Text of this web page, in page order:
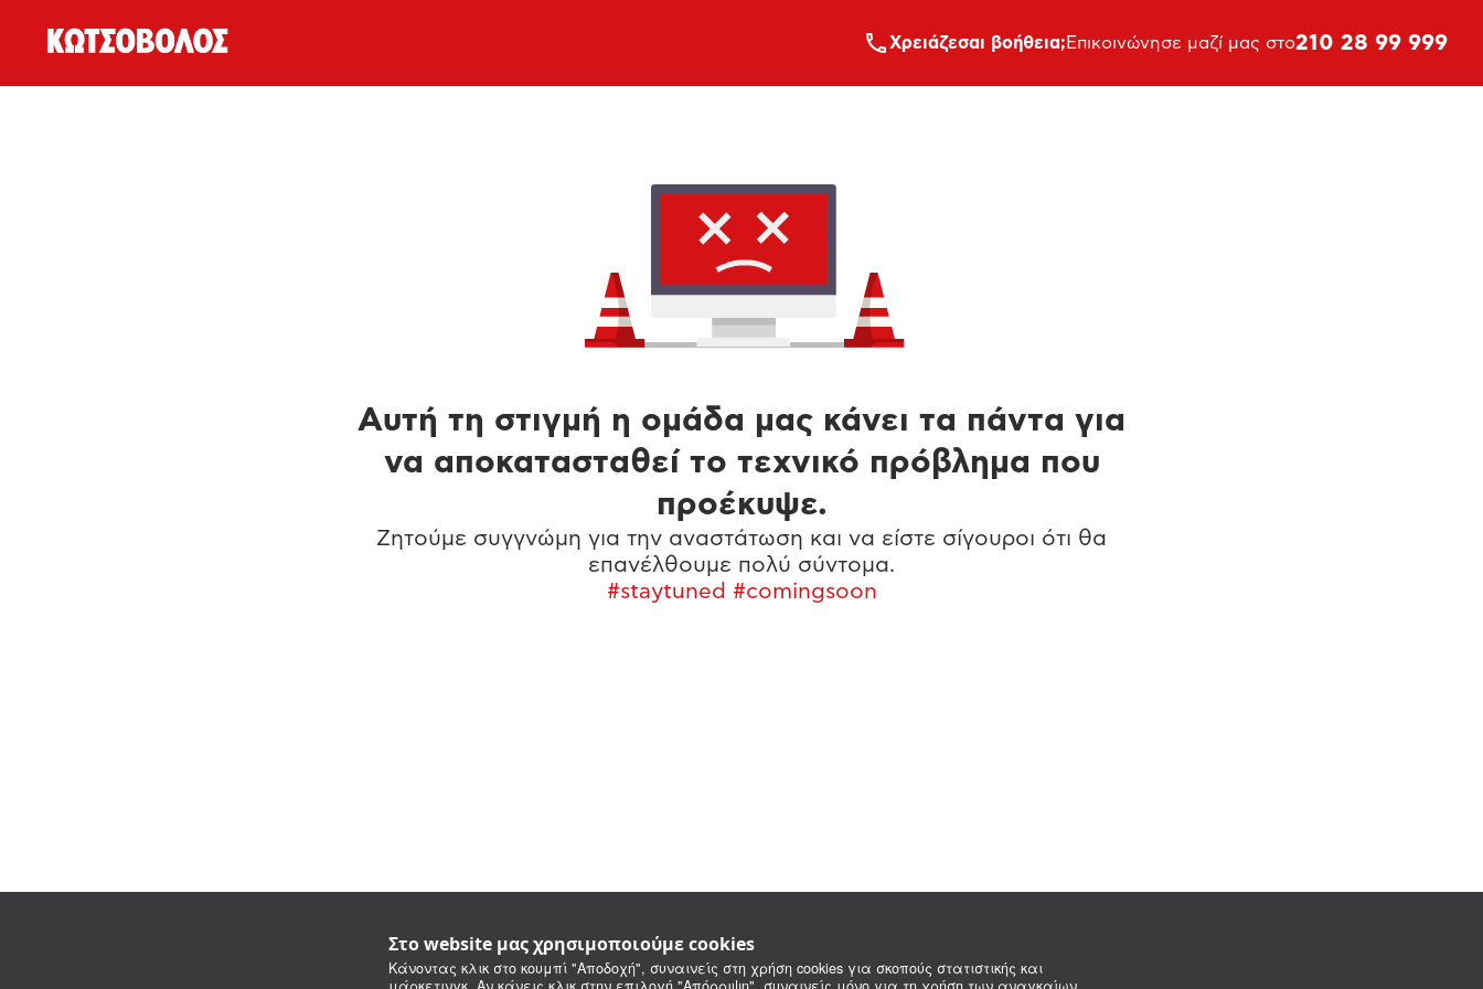
Στο website μας χρησιμοποιούμε cookies
Κάνοντας κλικ στο κουμπί "Αποδοχή", συναινείς στη χρήση cookies για σκοπούς στατιστικής και
Xρειάζεσαι βοήθεια; Επικοινώνησε μαζί μας στο210 28 99 999
Αυτή τη στιγμή η ομάδα μας κάνει τα πάντα για
να αποκατασταθεί το τεχνικό πρόβλημα που
προέκυψε.
Ζητούμε συγγνώμη για την αναστάτωση και να είστε σίγουροι ότι θα
επανέλθουμε πολύ σύντομα.
#staytuned #comingsoon